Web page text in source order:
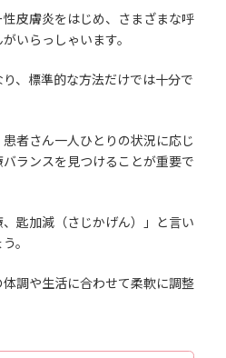
皮膚炎をはじめ、さまざまな呼
いらっしゃいます。
、標準的な方法だけでは十分で
者さん一人ひとりの状況に応じ
ランスを見つけることが重要で
匙加減（さじかげん）」と言い
。
調や生活に合わせて柔軟に調整